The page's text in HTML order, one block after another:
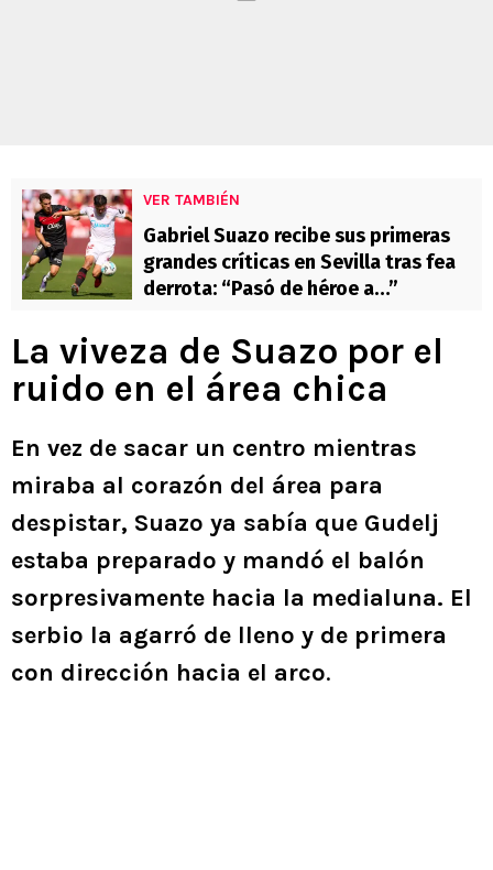
VER TAMBIÉN
Gabriel Suazo recibe sus primeras
grandes críticas en Sevilla tras fea
derrota: “Pasó de héroe a…”
La viveza de Suazo por el
ruido en el área chica
En vez de sacar un centro mientras
miraba al corazón del área para
despistar, Suazo ya sabía que Gudelj
estaba preparado y mandó el balón
sorpresivamente hacia la medialuna. El
serbio la agarró de lleno y de primera
con dirección hacia el arco.